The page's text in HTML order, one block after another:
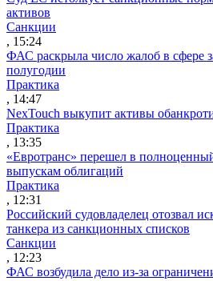
активов
Санкции
, 15:24
ФАС раскрыла число жалоб в сфере
полугодии
Практика
, 14:47
NexTouch выкупит активы
Практика
, 13:35
«Евротранс» перешел в
выпускам облигаций
Практика
, 12:31
Российский судовладелец отозвал
танкера из санкционных списков
Санкции
, 12:23
ФАС возбудила дело из-за